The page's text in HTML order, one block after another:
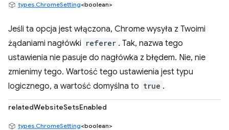
types.ChromeSetting<boolean>
Jeśli ta opcja jest włączona, Chrome wysyła z Twoimi
żądaniami nagłówki referer . Tak, nazwa tego
ustawienia nie pasuje do nagłówka z błędem. Nie, nie
zmienimy tego. Wartość tego ustawienia jest typu
logicznego, a wartość domyślna to true .
relatedWebsiteSetsEnabled
types.ChromeSetting<boolean>